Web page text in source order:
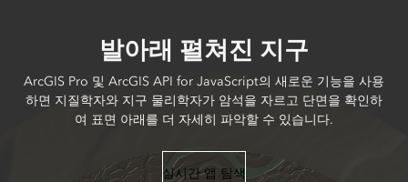
발아래 펼쳐진 지구
ArcGIS Pro 및 ArcGIS API for JavaScript의 새로운 기능을 사용
하면 지질학자와 지구 물리학자가 암석을 자르고 단면을 확인하
여 표면 아래를 더 자세히 파악할 수 있습니다.
실시간 앱 탐색